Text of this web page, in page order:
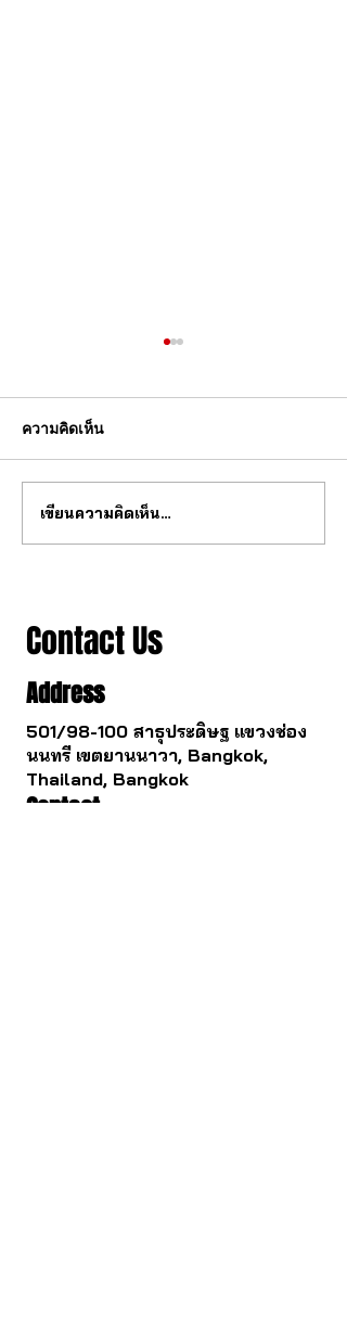
สุดยอด กลไก tourbillon จาก
จีน
ความคิดเห็น
เขียนความคิดเห็น…
Contact Us
Address
501/98-100 สาธุประดิษฐ แขวงช่อง
นนทรี เขตยานนาวา, Bangkok,
Thailand, Bangkok
Contact